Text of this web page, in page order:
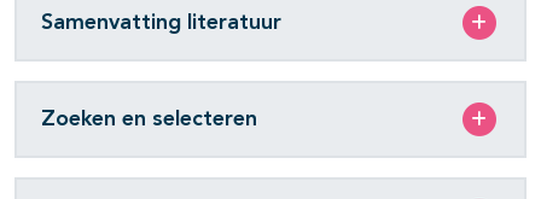
Samenvatting literatuur
Zoeken en selecteren